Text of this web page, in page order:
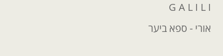
G A L I L I
אורי - ספא ביער